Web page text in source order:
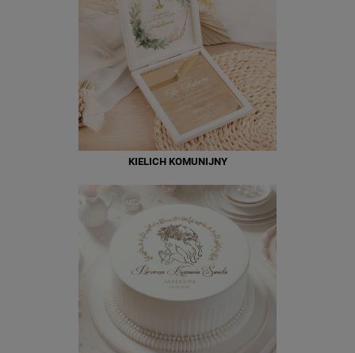
KIELICH KOMUNIJNY